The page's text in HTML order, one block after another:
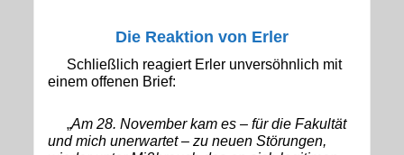
Die Reaktion von Erler
Schließlich reagiert Erler unversöhnlich mit
einem offenen Brief:
„Am 28. November kam es – für die Fakultät
und mich unerwartet – zu neuen Störungen,